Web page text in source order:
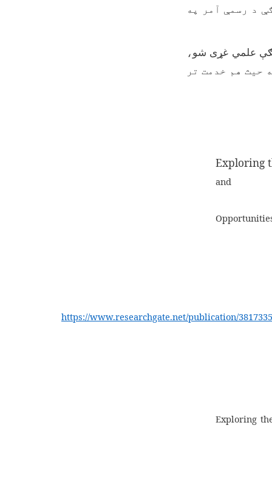
د رسمې آمر په
علمي غړی شو،
حيث هم خدمت تر
Exploring
and
https://www.researchgate.net/publication/
Exploring